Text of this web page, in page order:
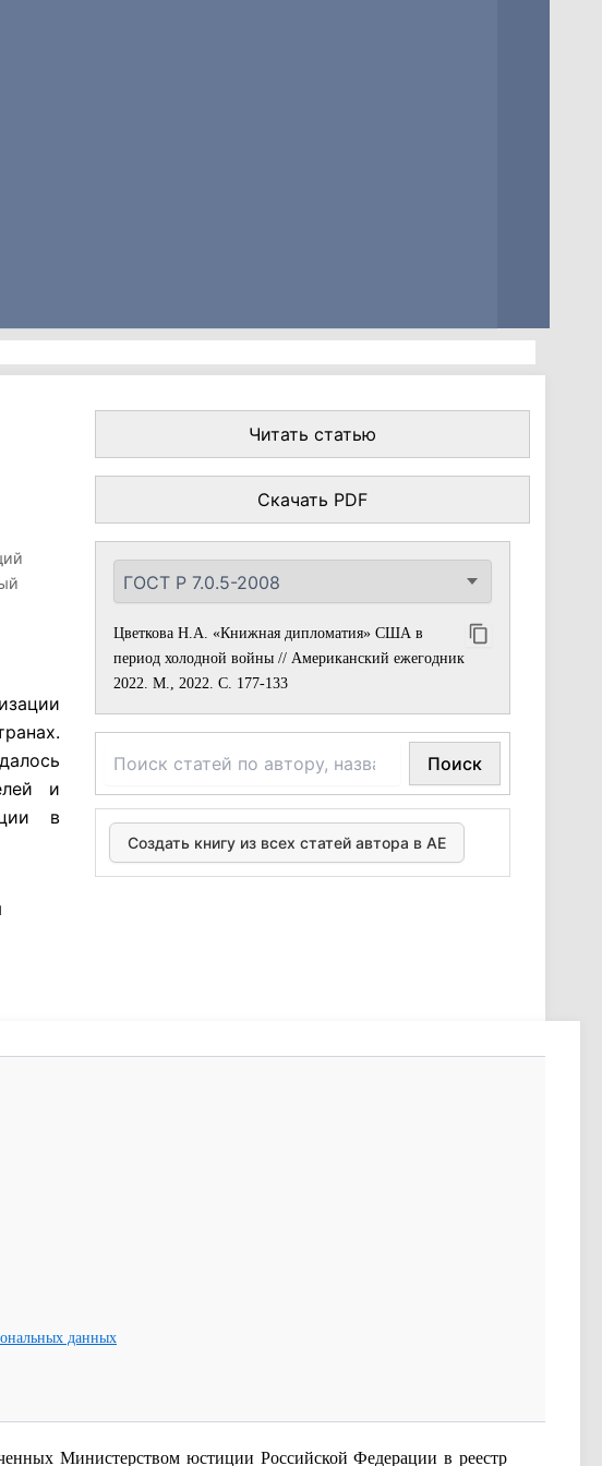
и
в
Читать статью
Скачать PDF
Цветкова Н.А. «Книжная дипломатия» США в
период холодной войны // Американский ежегодник
2022. М., 2022. С. 177-133
Поиск
Создать книгу из всех статей автора в АЕ
данных
Министерством юстиции Российской Федерации в реестр